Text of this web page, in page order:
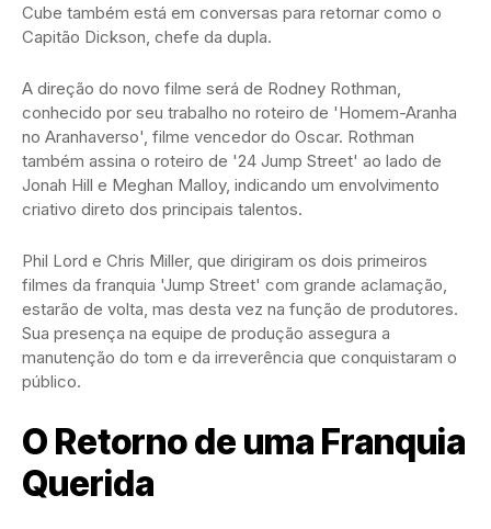
Cube também está em conversas para retornar como o
Capitão Dickson, chefe da dupla.
A direção do novo filme será de Rodney Rothman,
conhecido por seu trabalho no roteiro de 'Homem-Aranha
no Aranhaverso', filme vencedor do Oscar. Rothman
também assina o roteiro de '24 Jump Street' ao lado de
Jonah Hill e Meghan Malloy, indicando um envolvimento
criativo direto dos principais talentos.
Phil Lord e Chris Miller, que dirigiram os dois primeiros
filmes da franquia 'Jump Street' com grande aclamação,
estarão de volta, mas desta vez na função de produtores.
Sua presença na equipe de produção assegura a
manutenção do tom e da irreverência que conquistaram o
público.
O Retorno de uma Franquia
Querida